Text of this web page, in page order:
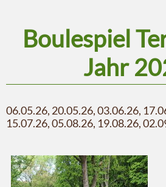
Boulespiel
Jahr
06.05.26, 20.05.26, 03.06.26,
15.07.26, 05.08.26, 19.08.26,